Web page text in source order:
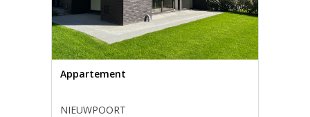
Appartement
NIEUWPOORT